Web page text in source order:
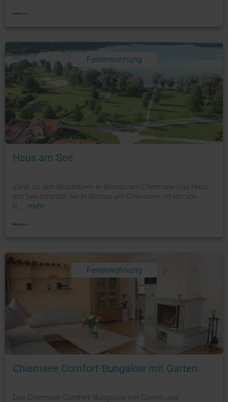
Ferienwohnung
Foto: © booking.com
Haus am See
Zählt zu den Bestsellern in Bernau am Chiemsee Das Haus
am See begrüßt Sie in Bernau am Chiemsee, 26 km von
R
mehr
Ferienwohnung
Foto: © booking.com
Chiemsee Comfort-Bungalow mit Garten
Das Chiemsee Comfort-Bungalow mit Garten und